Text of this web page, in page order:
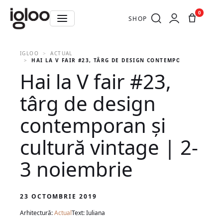
SHOP
0
IGLOO
ACTUAL
HAI LA V FAIR #23, TÂRG DE DESIGN CONTEMPORAN ȘI
Hai la V fair #23,
târg de design
contemporan și
cultură vintage | 2-
3 noiembrie
23 OCTOMBRIE 2019
Arhitectură:ActualText: Iuliana